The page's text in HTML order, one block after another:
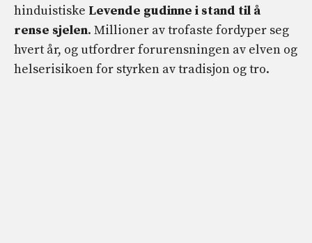
hinduistiske Levende gudinne i stand til å
rense sjelen. Millioner av trofaste fordyper seg
hvert år, og utfordrer forurensningen av elven og
helserisikoen for styrken av tradisjon og tro.